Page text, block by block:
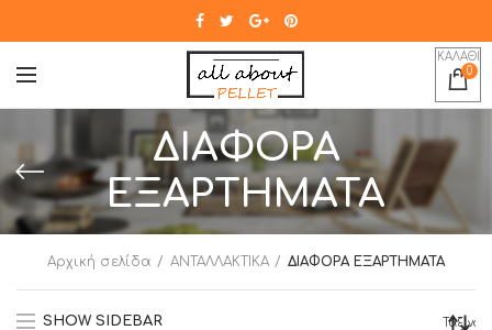
ΚΑΛΑΘΙ
0
ΔΙΑΦΟΡΑ
ΕΞΑΡΤΗΜΑΤΑ
Αρχική σελίδα ΑΝΤΑΛΛΑΚΤΙΚΑ ΔΙΑΦΟΡΑ ΕΞΑΡΤΗΜΑΤΑ
SHOW SIDEBAR